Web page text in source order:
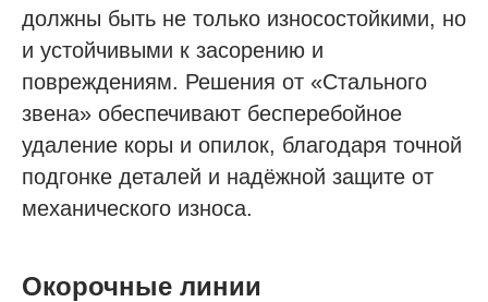
должны быть не только износостойкими, но
и устойчивыми к засорению и
повреждениям. Решения от «Стального
звена» обеспечивают бесперебойное
удаление коры и опилок, благодаря точной
подгонке деталей и надёжной защите от
механического износа.
Окорочные линии